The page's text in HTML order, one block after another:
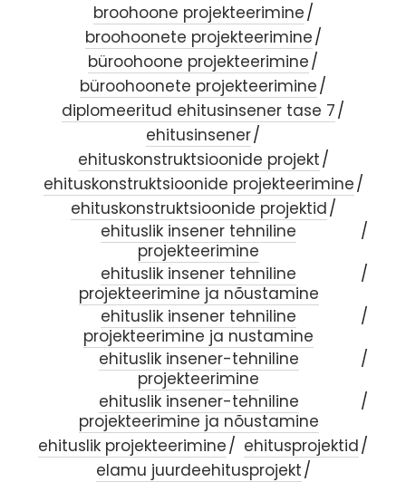
broohoone projekteerimine
broohoonete projekteerimine
büroohoone projekteerimine
büroohoonete projekteerimine
diplomeeritud ehitusinsener tase 7
ehitusinsener
ehituskonstruktsioonide projekt
ehituskonstruktsioonide projekteerimine
ehituskonstruktsioonide projektid
ehituslik insener tehniline
projekteerimine
ehituslik insener tehniline
projekteerimine ja nõustamine
ehituslik insener tehniline
projekteerimine ja nustamine
ehituslik insener-tehniline
projekteerimine
ehituslik insener-tehniline
projekteerimine ja nõustamine
ehituslik projekteerimine
ehitusprojektid
elamu juurdeehitusprojekt